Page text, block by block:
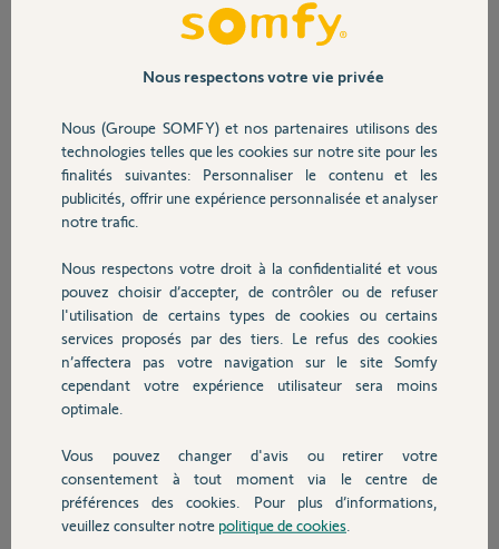
Sécurité
Domotique
Chauffage
Autres produits
Devis avec un pro
Contact
Bonjour,
J'ai un moteur Elixio et la Tahoma Switch ne le
detecte pas. Voiciu en PJ une photo des diodes
Est ce correct?
Comment savoir pourquoi l'ajout ne se fait pas ?
Merci,
il y a 10 mois
Participer au fil de discussion
Réponses
Nous respectons votre vie privée
Nous (Groupe SOMFY) et nos partenaires utilisons des
technologies telles que les cookies sur notre site pour les
finalités suivantes: Personnaliser le contenu et les
publicités, offrir une expérience personnalisée et analyser
notre trafic.
Nous respectons votre droit à la confidentialité et vous
pouvez choisir d’accepter, de contrôler ou de refuser
l'utilisation de certains types de cookies ou certains
services proposés par des tiers. Le refus des cookies
n’affectera pas votre navigation sur le site Somfy
cependant votre expérience utilisateur sera moins
optimale.
Vous pouvez changer d'avis ou retirer votre
consentement à tout moment via le centre de
préférences des cookies. Pour plus d’informations,
veuillez consulter notre politique de cookies